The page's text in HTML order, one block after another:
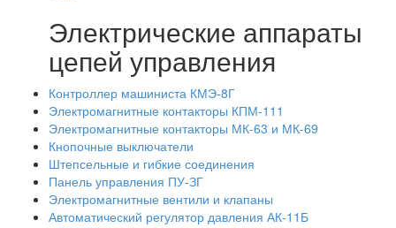
Электрические аппараты
цепей управления
Контроллер машиниста КМЭ-8Г
Электромагнитные контакторы КПМ-111
Электромагнитные контакторы МК-63 и МК-69
Кнопочные выключатели
Штепсельные и гибкие соединения
Панель управления ПУ-ЗГ
Электромагнитные вентили и клапаны
Автоматический регулятор давления АК-11Б